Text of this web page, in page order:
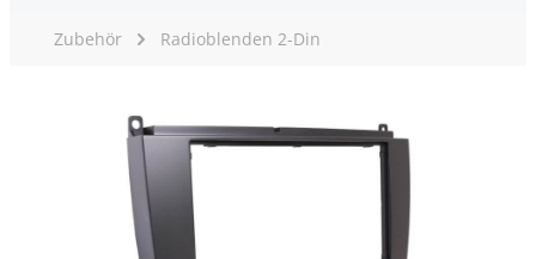
Zubehör Radioblenden 2-Din